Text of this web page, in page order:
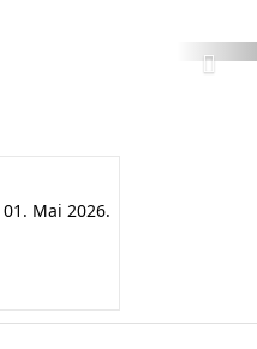
Mai 2026.